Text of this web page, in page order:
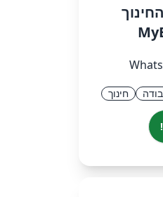
חינוך